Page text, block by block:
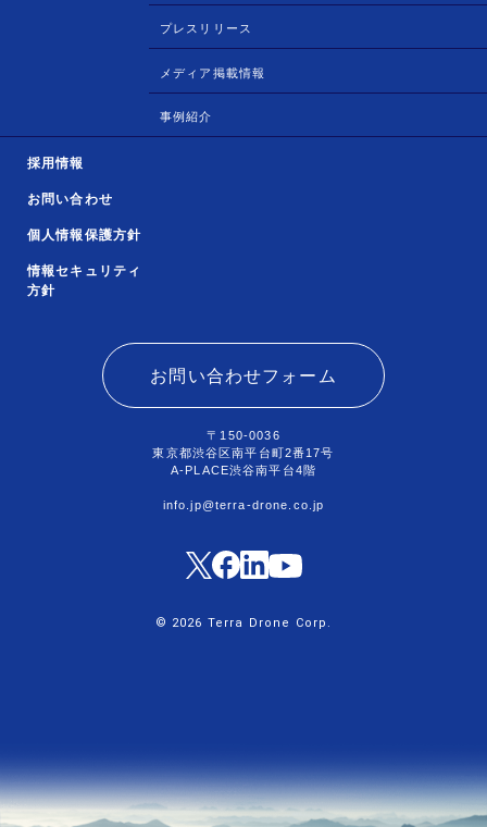
プレスリリース
メディア掲載情報
事例紹介
採用情報
お問い合わせ
個人情報保護方針
情報セキュリティ
方針
お問い合わせフォーム
〒150-0036
東京都渋谷区南平台町2番17号
A-PLACE渋谷南平台4階
info.jp@terra-drone.co.jp
© 2026 Terra Drone Corp.